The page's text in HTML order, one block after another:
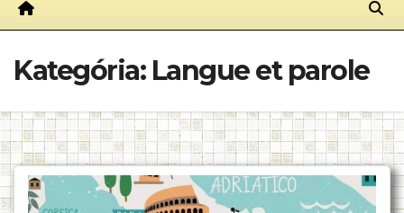
Kategória: Langue et parole